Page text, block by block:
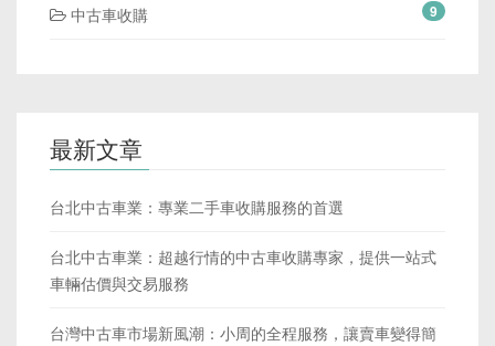
中古車收購 9
最新文章
台北中古車業：專業二手車收購服務的首選
台北中古車業：超越行情的中古車收購專家，提供一站式
車輛估價與交易服務
台灣中古車市場新風潮：小周的全程服務，讓賣車變得簡